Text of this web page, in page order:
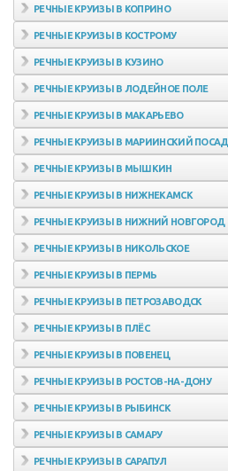
РЕЧНЫЕ КРУИЗЫ В КОПРИНО
РЕЧНЫЕ КРУИЗЫ В КОСТРОМУ
РЕЧНЫЕ КРУИЗЫ В КУЗИНО
РЕЧНЫЕ КРУИЗЫ В ЛОДЕЙНОЕ ПОЛЕ
РЕЧНЫЕ КРУИЗЫ В МАКАРЬЕВО
РЕЧНЫЕ КРУИЗЫ В МАРИИНСКИЙ ПОСАД
РЕЧНЫЕ КРУИЗЫ В МЫШКИН
РЕЧНЫЕ КРУИЗЫ В НИЖНЕКАМСК
РЕЧНЫЕ КРУИЗЫ В НИЖНИЙ НОВГОРОД
РЕЧНЫЕ КРУИЗЫ В НИКОЛЬСКОЕ
РЕЧНЫЕ КРУИЗЫ В ПЕРМЬ
РЕЧНЫЕ КРУИЗЫ В ПЕТРОЗАВОДСК
РЕЧНЫЕ КРУИЗЫ В ПЛЁС
РЕЧНЫЕ КРУИЗЫ В ПОВЕНЕЦ
РЕЧНЫЕ КРУИЗЫ В РОСТОВ-НА-ДОНУ
РЕЧНЫЕ КРУИЗЫ В РЫБИНСК
РЕЧНЫЕ КРУИЗЫ В САМАРУ
РЕЧНЫЕ КРУИЗЫ В САРАПУЛ